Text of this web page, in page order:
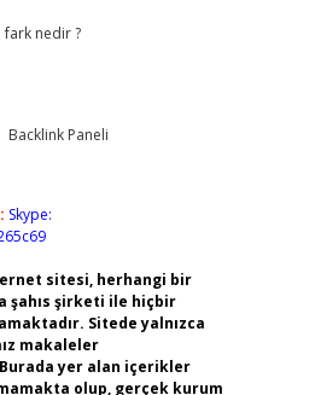
fark nedir ?
Skype:
sitesi, herhangi bir
şahıs şirketi ile hiçbir
Sitede yalnızca
makaleler
yer alan içerikler
olup, gerçek kurum